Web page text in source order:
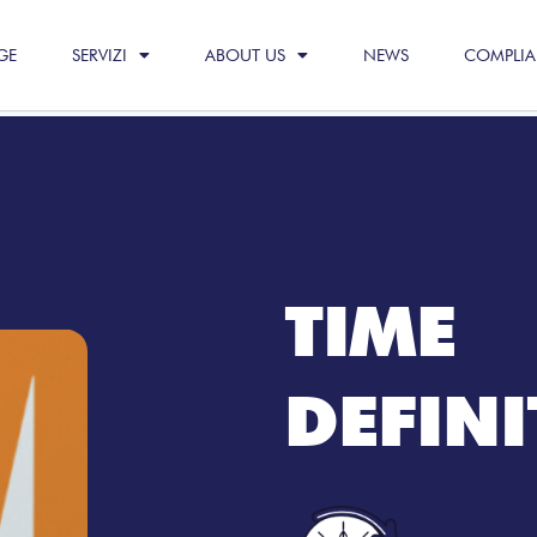
SERVIZI ABOUT US NEWS
TIME